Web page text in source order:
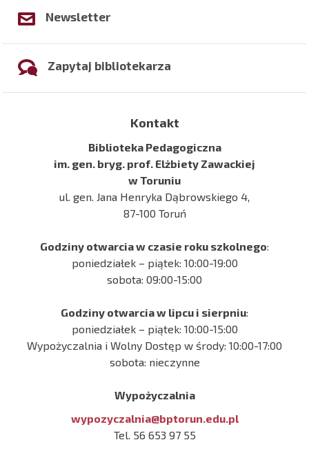
Newsletter
Zapytaj bibliotekarza
Kontakt
Biblioteka Pedagogiczna
im. gen. bryg. prof. Elżbiety Zawackiej
w Toruniu
ul. gen. Jana Henryka Dąbrowskiego 4,
87-100 Toruń
Godziny otwarcia w czasie roku szkolnego:
poniedziałek – piątek: 10:00-19:00
sobota: 09:00-15:00
Godziny otwarcia w lipcu i sierpniu:
poniedziałek – piątek: 10:00-15:00
Wypożyczalnia i Wolny Dostęp w środy: 10:00-17:00
sobota: nieczynne
Wypożyczalnia
wypozyczalnia@bptorun.edu.pl
Tel. 56 653 97 55